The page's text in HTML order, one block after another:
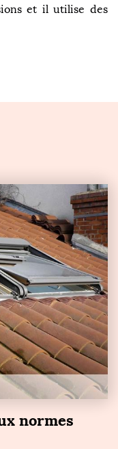
et il utilise des
normes